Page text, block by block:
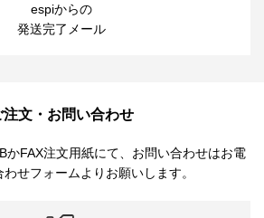
espiからの
発送完了メール
注文・お問い合わせ
かFAX注文用紙にて、お問い合わせはお電
せフォームよりお願いします。